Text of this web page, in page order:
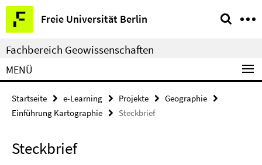
Springe
direkt
zu
Inhalt
Freie Universität Berlin
Service-
Navigation
Fachbereich Geowissenschaften
MENÜ
Startseite e-Learning Projekte
Geographie
Einführung Kartographie
Steckbrief
Steckbrief